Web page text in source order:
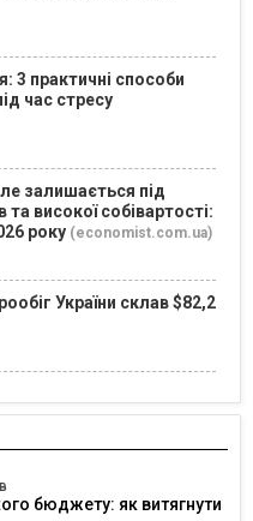
3 практичні способи
час стресу
залишається під
високої собівартості:
року (economist.com.ua)
України склав $82,2
бюджету: як витягнути